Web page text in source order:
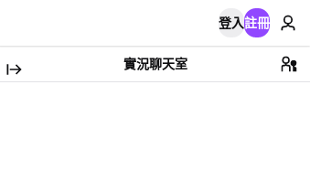
登入註冊
實況聊天室